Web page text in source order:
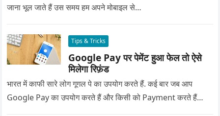
जाना भूल जाते हैं उस समय हम अपने मोबाइल से…
Tips & Tricks
Google Pay पर पेमेंट हुआ फेल तो ऐसे
मिलेगा रिफ़ंड
भारत में काफी सारे लोग गूगल पे का उपयोग करते हैं. कई बार जब आप
Google Pay का उपयोग करते हैं और किसी को Payment करते हैं…